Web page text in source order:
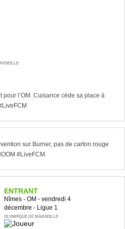
pour l’OM. Cuisance cède sa place à
sur Burner, pas de carton rouge
#LiveFCM
ENTRANT
Nîmes - OM - vendredi 4
décembre - Ligue 1
OLYMPIQUE DE MARSEILLE